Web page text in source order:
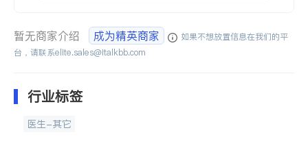
暂无商家介绍 成为精英商家
如果不想放置信息在我们的平
台，请联系elite.sales@italkbb.com
行业标签
医生-其它